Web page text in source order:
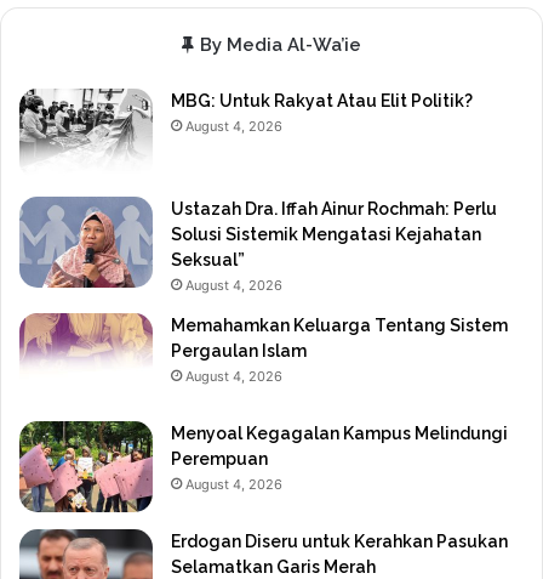
By Media Al-Wa’ie
MBG: Untuk Rakyat Atau Elit Politik?
August 4, 2026
Ustazah Dra. Iffah Ainur Rochmah: Perlu
Solusi Sistemik Mengatasi Kejahatan
Seksual”
August 4, 2026
Memahamkan Keluarga Tentang Sistem
Pergaulan Islam
August 4, 2026
Menyoal Kegagalan Kampus Melindungi
Perempuan
August 4, 2026
Erdogan Diseru untuk Kerahkan Pasukan
Selamatkan Garis Merah